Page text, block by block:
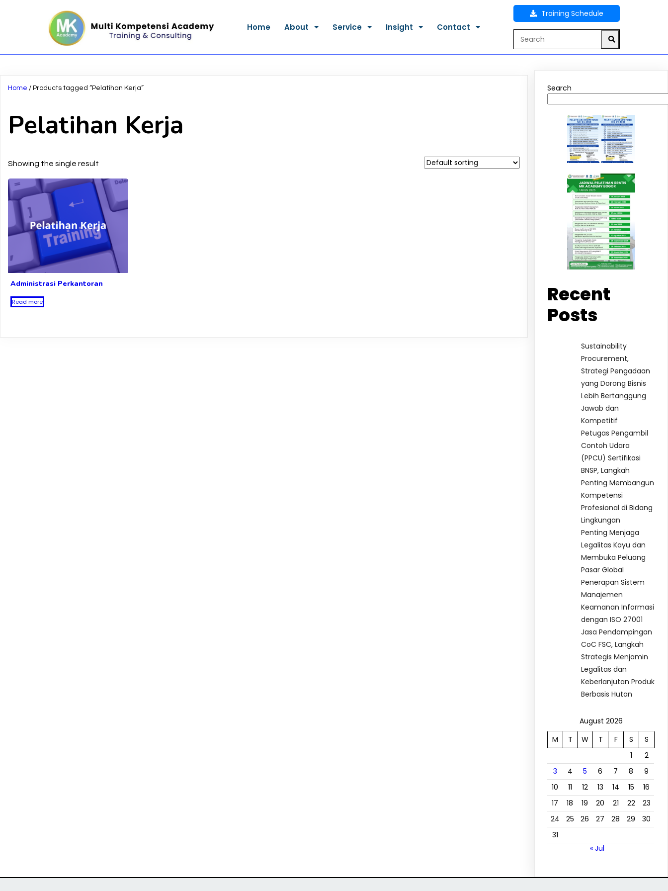
Home About Service Insight Contact
Training Schedule
Home / Products tagged “Pelatihan Kerja”
Pelatihan Kerja
Showing the single result
Administrasi Perkantoran
Read more
Search
Recent
Posts
Sustainability
Procurement,
Strategi Pengadaan
yang Dorong Bisnis
Lebih Bertanggung
Jawab dan
Kompetitif
Petugas Pengambil
Contoh Udara
(PPCU) Sertifikasi
BNSP, Langkah
Penting Membangun
Kompetensi
Profesional di Bidang
Lingkungan
Penting Menjaga
Legalitas Kayu dan
Membuka Peluang
Pasar Global
Penerapan Sistem
Manajemen
Keamanan Informasi
dengan ISO 27001
Jasa Pendampingan
CoC FSC, Langkah
Strategis Menjamin
Legalitas dan
Keberlanjutan Produk
Berbasis Hutan
August 2026
M
T W T F S
S
1
2
3
4 5 6 7 8
9
10
11 12 13 14 15
16
17
18 19 20 21 22
23
24
25 26 27 28 29
30
31
« Jul